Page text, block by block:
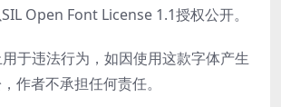
Open Font License 1.1授权公开。
于违法行为，如因使用这款字体产生
作者不承担任何责任。